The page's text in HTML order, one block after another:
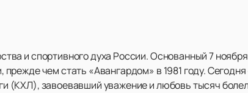
и спортивного духа России. Основанный 7
чем стать «Авангардом» в 1981 году.
(КХЛ), завоевавший уважение и любовь тысяч